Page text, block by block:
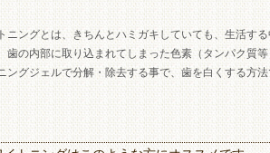
ニングとは、きちんとハミガキしていても、生活す
歯の内部に取り込まれてしまった色素（タンパク質
ングジェルで分解・除去する事で、歯を白くする方法